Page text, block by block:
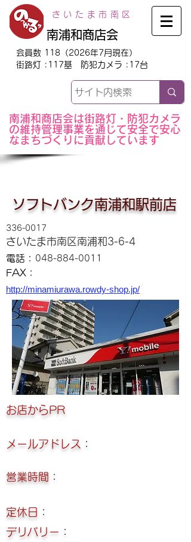
南浦和商店会
さいたま市南区
会員数 118（2026年7月現在）
街路灯 :117基 防犯カメラ :17台
南浦和商店会は街路灯・防犯カメラ
の維持管理事業を通じて安全で安心
なまちづくりに貢献しています
ソフトバンク南浦和駅前店
336-0017
さいたま市南区南浦和3-6-4
048-884-0011
電話：
FAX：
http://minamiurawa.rowdy-shop.jp/
​お店からPR
メールアドレス ：
営業時間 ：
定休日 ：
デリバリー ：